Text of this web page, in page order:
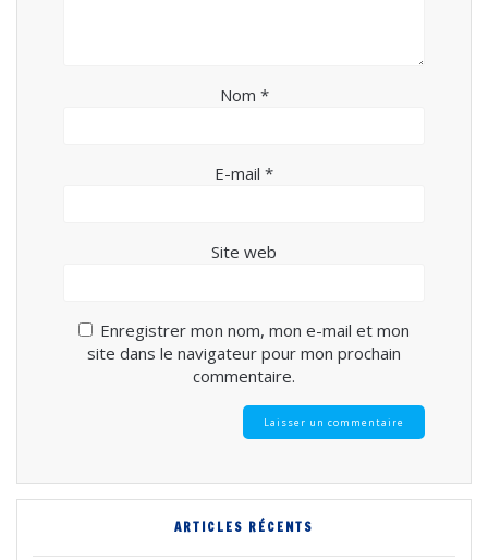
Nom *
E-mail *
Site web
Enregistrer mon nom, mon e-mail et mon
site dans le navigateur pour mon prochain
commentaire.
ARTICLES RÉCENTS